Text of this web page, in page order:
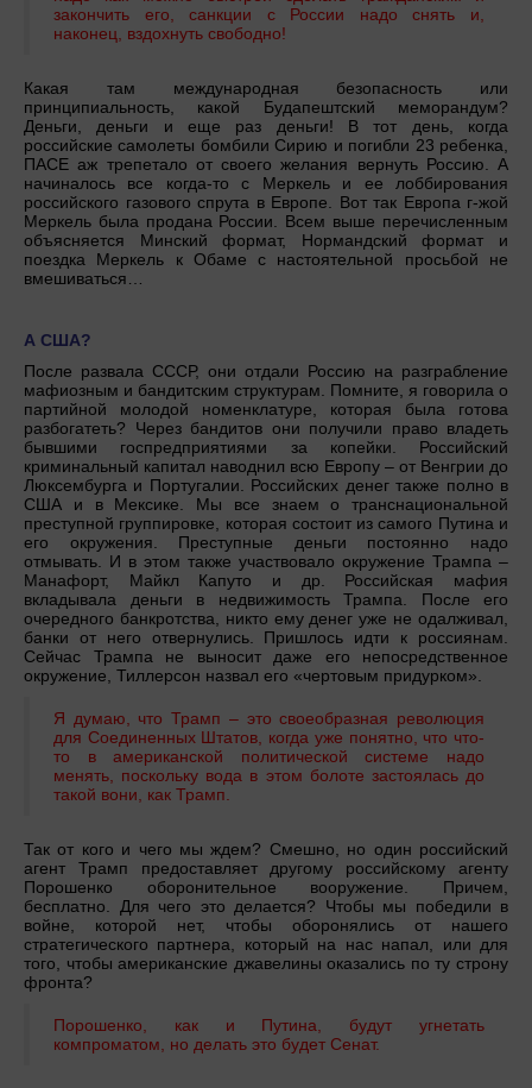
закончить его, санкции с России надо снять и,
наконец, вздохнуть свободно!
Какая там международная безопасность или
принципиальность, какой Будапештский меморандум?
Деньги, деньги и еще раз деньги! В тот день, когда
российские самолеты бомбили Сирию и погибли 23 ребенка,
ПАСЕ аж трепетало от своего желания вернуть Россию. А
начиналось все когда-то с Меркель и ее лоббирования
российского газового спрута в Европе. Вот так Европа г-жой
Меркель была продана России. Всем выше перечисленным
объясняется Минский формат, Нормандский формат и
поездка Меркель к Обаме с настоятельной просьбой не
вмешиваться…
А США?
После развала СССР, они отдали Россию на разграбление
мафиозным и бандитским структурам. Помните, я говорила о
партийной молодой номенклатуре, которая была готова
разбогатеть? Через бандитов они получили право владеть
бывшими госпредприятиями за копейки. Российский
криминальный капитал наводнил всю Европу – от Венгрии до
Люксембурга и Португалии. Российских денег также полно в
США и в Мексике. Мы все знаем о транснациональной
преступной группировке, которая состоит из самого Путина и
его окружения. Преступные деньги постоянно надо
отмывать. И в этом также участвовало окружение Трампа –
Манафорт, Майкл Капуто и др. Российская мафия
вкладывала деньги в недвижимость Трампа. После его
очередного банкротства, никто ему денег уже не одалживал,
банки от него отвернулись. Пришлось идти к россиянам.
Сейчас Трампа не выносит даже его непосредственное
окружение, Тиллерсон назвал его «чертовым придурком».
Я думаю, что Трамп – это своеобразная революция
для Соединенных Штатов, когда уже понятно, что что-
то в американской политической системе надо
менять, поскольку вода в этом болоте застоялась до
такой вони, как Трамп.
Так от кого и чего мы ждем? Смешно, но один российский
агент Трамп предоставляет другому российскому агенту
Порошенко оборонительное вооружение. Причем,
бесплатно. Для чего это делается? Чтобы мы победили в
войне, которой нет, чтобы оборонялись от нашего
стратегического партнера, который на нас напал, или для
того, чтобы американские джавелины оказались по ту строну
фронта?
Порошенко, как и Путина, будут угнетать
компроматом, но делать это будет Сенат.